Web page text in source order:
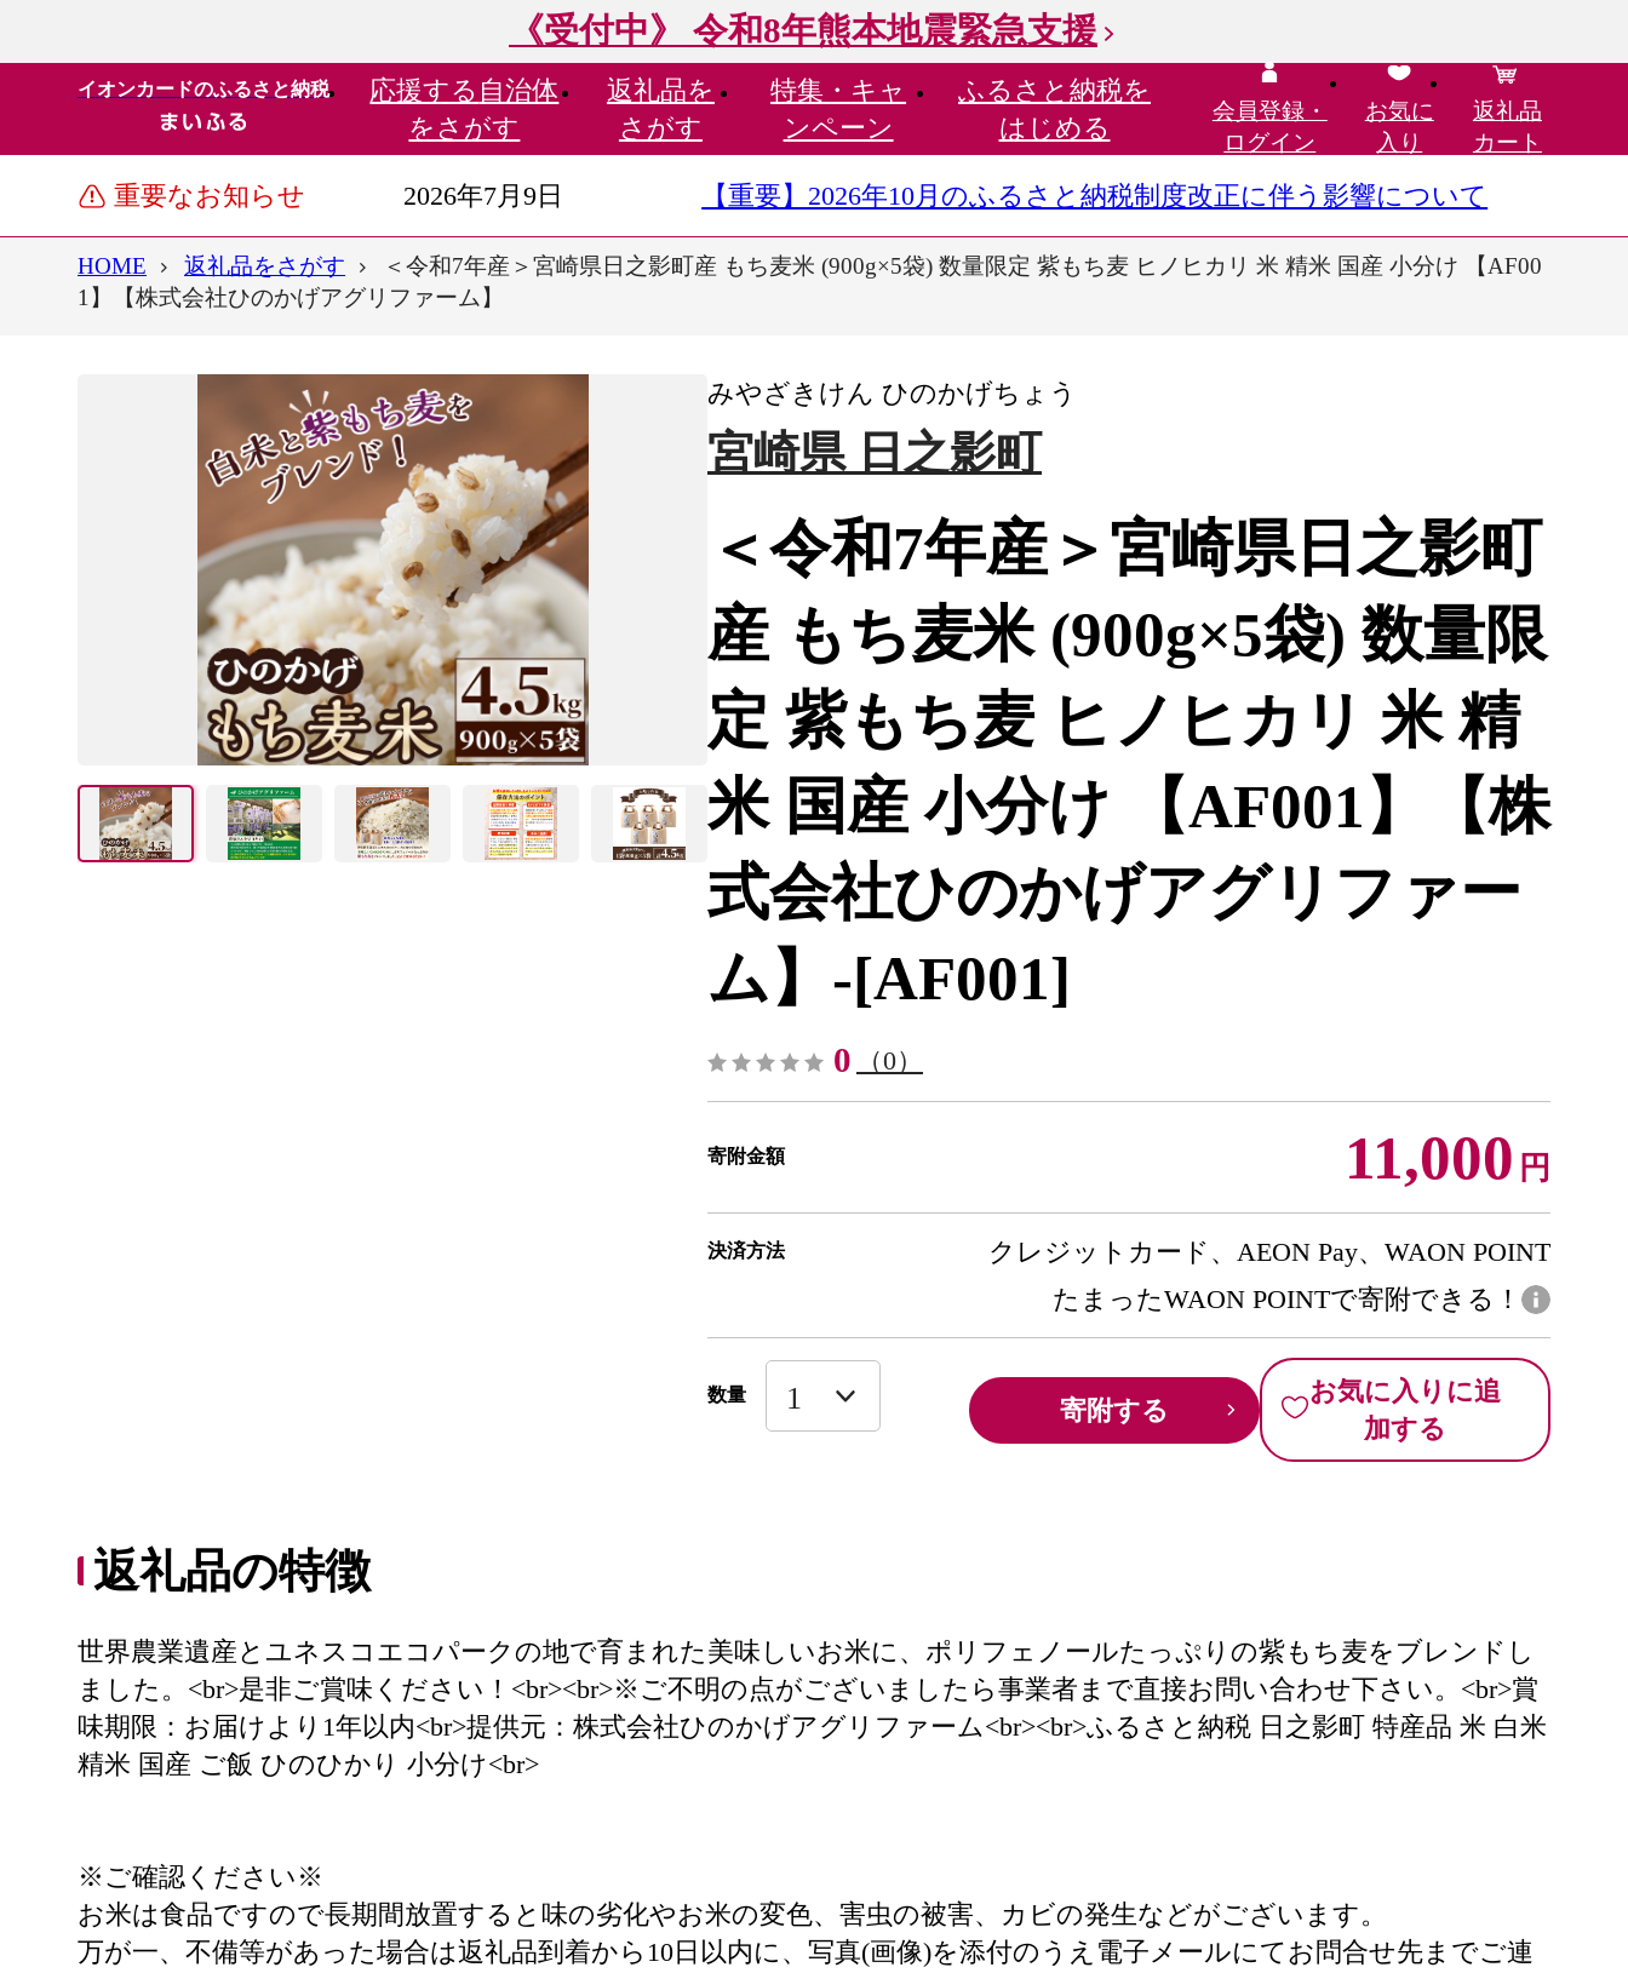
《受付中》 令和8年熊本地震緊急支援
イオンカードのふるさと納税 応援する 自治体
をさがす
返礼品を
さがす
特集・ キャ
ンペーン
ふるさと納税を
はじめる
会員登録・
ログイン
お気に
入り
返礼品
カート
重要なお知らせ 2026年7月9日 【重要】2026年10月のふるさと納税制度改正に伴う影響について
HOME 返礼品をさがす
＜令和7年産＞宮崎県日之影町産 もち麦米 (900g×5袋) 数量限定 紫もち麦 ヒノヒカリ 米 精米 国産 小分け 【AF00
1】【株式会社ひのかげアグリファーム】
みやざきけん ひのかげちょう
宮崎県 日之影町
＜令和7年産＞宮崎県日之影町
産 もち麦米 (900g×5袋) 数量限
定 紫もち麦 ヒノヒカリ 米 精
米 国産 小分け 【AF001】【株
式会社ひのかげアグリファー
ム】-[AF001]
0 （0）
寄附金額 11,000 円
決済方法
クレジットカード、AEON Pay、WAON POINT
たまったWAON POINTで寄附できる！
数量 寄附する
お気に入りに追
加する
返礼品の特徴
世界農業遺産とユネスコエコパークの地で育まれた美味しいお米に、ポリフェノールたっぷりの紫もち麦をブレンドし
ました。<br>是非ご賞味ください！<br><br>※ご不明の点がございましたら事業者まで直接お問い合わせ下さい。<br>賞
味期限：お届けより1年以内<br>提供元：株式会社ひのかげアグリファーム<br><br>ふるさと納税 日之影町 特産品 米 白米
精米 国産 ご飯 ひのひかり 小分け<br>
※ご確認ください※
お米は食品ですので長期間放置すると味の劣化やお米の変色、害虫の被害、カビの発生などがございます。
万が一、不備等があった場合は返礼品到着から10日以内に、写真(画像)を添付のうえ電子メールにてお問合せ先までご連